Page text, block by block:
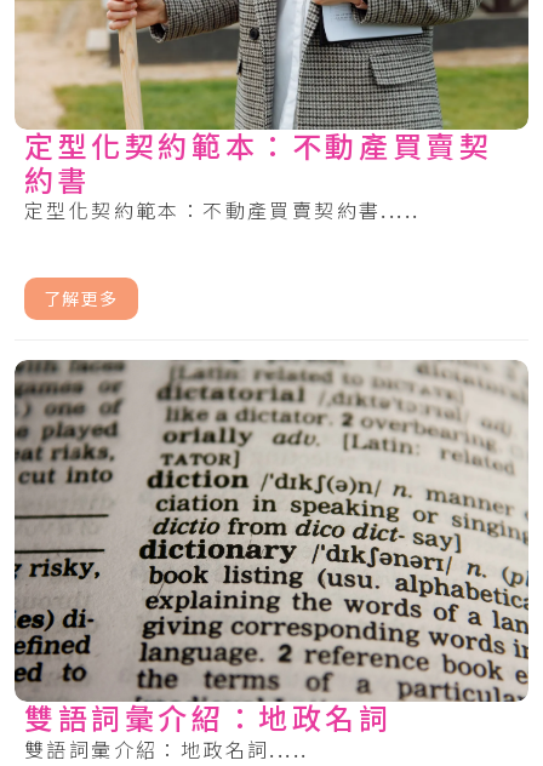
定型化契約範本：不動產買賣契
約書
定型化契約範本：不動產買賣契約書.....
了解更多
雙語詞彙介紹：地政名詞
雙語詞彙介紹：地政名詞.....